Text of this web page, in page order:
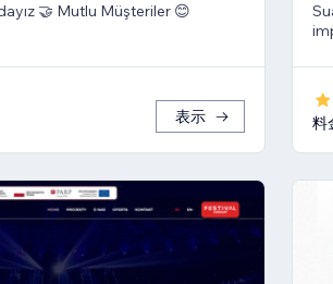
🤝 Mutlu Müşteriler 😊
表示
料